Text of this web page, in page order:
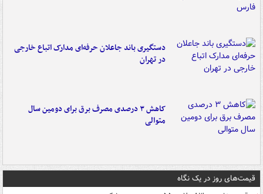
دستگیری باند جاعلان حرفه‌ای مدارک اتباع خارجی
در تهران
کاهش ۳ درصدی مصرف برق برای دومین سال
متوالی
قیمت‌های روز در یک نگاه